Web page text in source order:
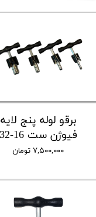
برقو لوله پنج لایه
فیوژن ست 16-32
۷,۵۰۰,۰۰۰ تومان